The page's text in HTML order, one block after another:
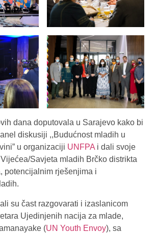
dana doputovala u Sarajevo kako bi
diskusiji ,,Budućnost mladih u
u organizaciji UNFPA i dali svoje
Savjeta mladih Brčko distrikta
potencijalnim rješenjima i
su čast razgovarati i izaslanicom
Ujedinjenih nacija za mlade,
(UN Youth Envoy), sa